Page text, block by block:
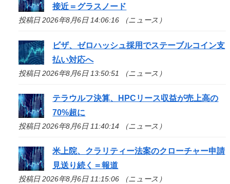
接近＝グラスノード
投稿日 2026年8月6日 14:06:16 （ニュース）
ビザ、ゼロハッシュ採用でステーブルコイン支
払い対応へ
投稿日 2026年8月6日 13:50:51 （ニュース）
テラウルフ決算、HPCリース収益が売上高の
70%超に
投稿日 2026年8月6日 11:40:14 （ニュース）
米上院、クラリティー法案のクローチャー申請
見送り続く＝報道
投稿日 2026年8月6日 11:15:06 （ニュース）